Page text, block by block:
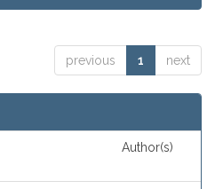
previous 1 next
Author(s)